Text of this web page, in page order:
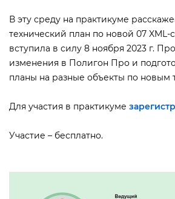
эту среду на практикуме
технический план по новой 07 XML-
ступила в силу 8 ноября 2023 г.
изменения в Полигон Про и
планы на разные объекты по новым
Для участия в практикуме
Участие – бесплатно.